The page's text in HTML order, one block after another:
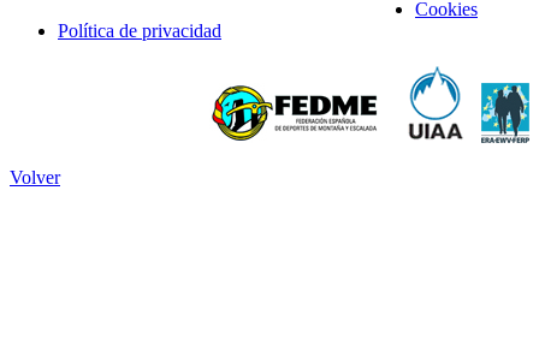
Cookies
Política de privacidad
Volver